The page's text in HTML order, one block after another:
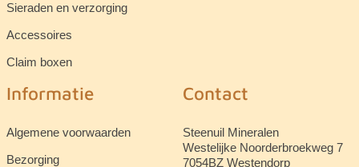
Sieraden en verzorging
Accessoires
Claim boxen
Informatie
Algemene voorwaarden
Bezorging
Contact
Steenuil Mineralen
Westelijke Noorderbroekweg 7
7054BZ Westendorp